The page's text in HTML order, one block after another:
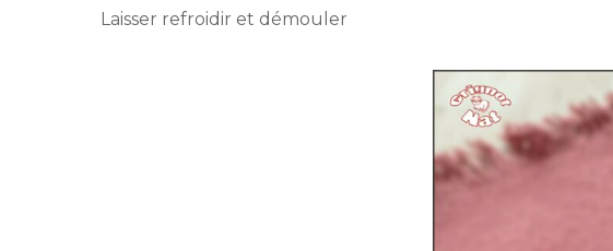
Laisser refroidir et démouler